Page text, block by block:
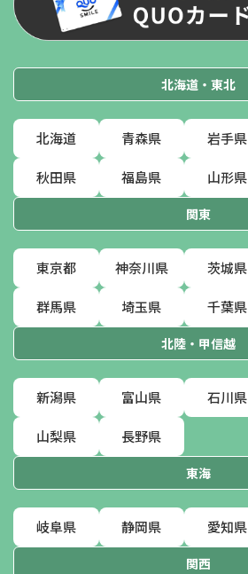
北海道・東北
北海道 青森県 岩手県
秋田県 福島県 山形県
関東
東京都 神奈川県 茨城県
群馬県 埼玉県 千葉県
北陸・甲信越
新潟県 富山県 石川県
山梨県 長野県
東海
岐阜県 静岡県 愛知県
関西